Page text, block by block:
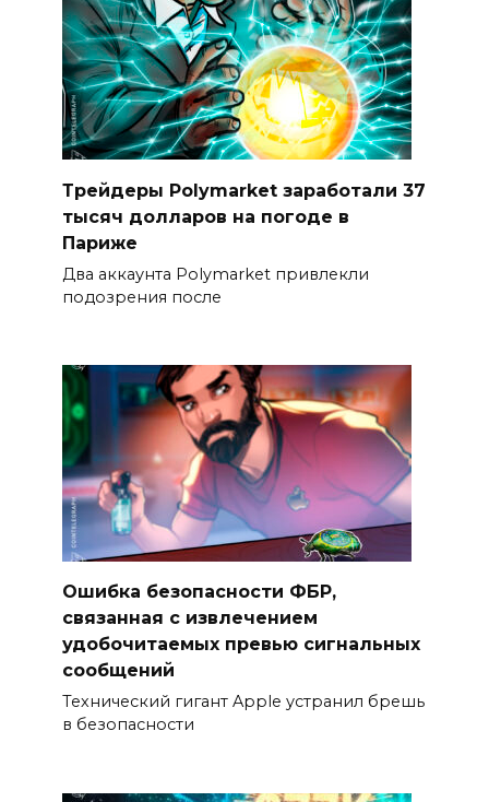
Трейдеры Polymarket заработали 37
тысяч долларов на погоде в
Париже
Два аккаунта Polymarket привлекли
подозрения после
Ошибка безопасности ФБР,
связанная с извлечением
удобочитаемых превью сигнальных
сообщений
Технический гигант Apple устранил брешь
в безопасности